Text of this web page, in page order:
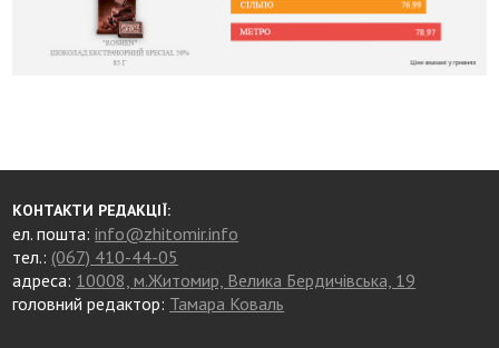
КОНТАКТИ РЕДАКЦІЇ:
ел. пошта:info@zhitomir.info
тел.: (067) 410-44-05
адреса: 10008, м.Житомир, Велика Бердичівська, 19
головний редактор: Тамара Коваль